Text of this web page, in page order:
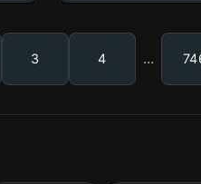
3 4 ...